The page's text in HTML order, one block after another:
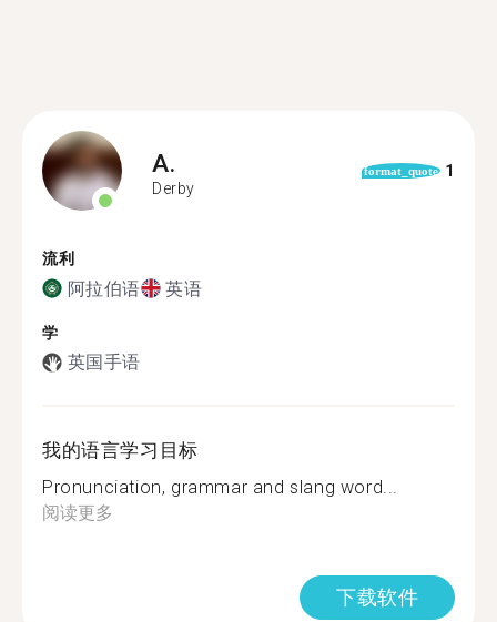
A.
Derby
format_quote 1
流利
阿拉伯语 英语
学
英国手语
我的语言学习目标
Pronunciation, grammar and slang word...
阅读更多
下载软件